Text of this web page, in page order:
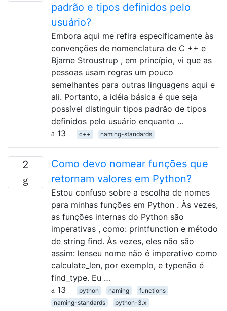
padrão e tipos definidos pelo
usuário?
Embora aqui me refira especificamente às
convenções de nomenclatura de C ++ e
Bjarne Stroustrup , em princípio, vi que as
pessoas usam regras um pouco
semelhantes para outras linguagens aqui e
ali. Portanto, a idéia básica é que seja
possível distinguir tipos padrão de tipos
definidos pelo usuário enquanto …
13
c++ naming-standards
2
Como devo nomear funções que
retornam valores em Python?
Estou confuso sobre a escolha de nomes
para minhas funções em Python . Às vezes,
as funções internas do Python são
imperativas , como: printfunction e método
de string find. Às vezes, eles não são
assim: lenseu nome não é imperativo como
calculate_len, por exemplo, e typenão é
find_type. Eu …
13
python naming
functions
naming-standards
python-3.x